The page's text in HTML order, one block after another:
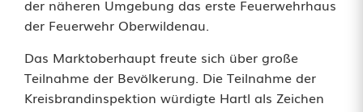
:
E
i
der näheren Umgebung das erste Feuerwehrhaus
der Feuerwehr Oberwildenau.
Das Marktoberhaupt freute sich über große
Teilnahme der Bevölkerung. Die Teilnahme der
Kreisbrandinspektion würdigte Hartl als Zeichen